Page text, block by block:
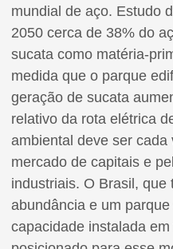
mundial de aço. Estudo
2050 cerca de 38% do
sucata como matéria-
medida que o parque
geração de sucata
relativo da rota elétrica
ambiental deve ser
mercado de capitais e
industriais. O Brasil, que
abundância e um
capacidade instalada